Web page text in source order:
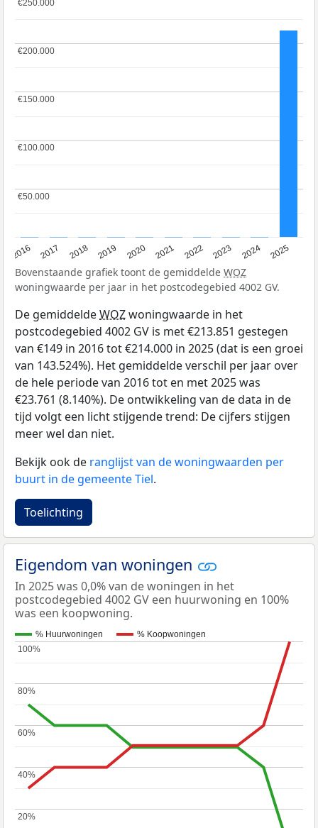
2016 2017 2018 2019 2020 2021 2022 2023 2024 2025
€50.000
€50.000
€100.000
€100.000
€150.000
€150.000
€200.000
€200.000
€250.000
€250.000
Bovenstaande grafiek toont de gemiddelde WOZ
woningwaarde per jaar in het postcodegebied 4002 GV.
De gemiddeldeWOZwoningwaarde in het
postcodegebied 4002 GV is met €213.851 gestegen
van €149 in 2016 tot €214.000 in 2025 (dat is een groei
van 143.524%). Het gemiddelde verschil per jaar over
de hele periode van 2016 tot en met 2025 was
€23.761 (8.140%). De ontwikkeling van de data in de
tijd volgt een licht stijgende trend: De cijfers stijgen
meer wel dan niet.
Bekijk ook de ranglijst van de woningwaarden per
buurt in de gemeente Tiel.
Toelichting
Eigendom van woningen
In 2025 was 0,0% van de woningen in het
postcodegebied 4002 GV een huurwoning en 100%
was een koopwoning.
% Huurwoningen % Koopwoningen
20%
20%
40%
40%
60%
60%
80%
80%
100%
100%